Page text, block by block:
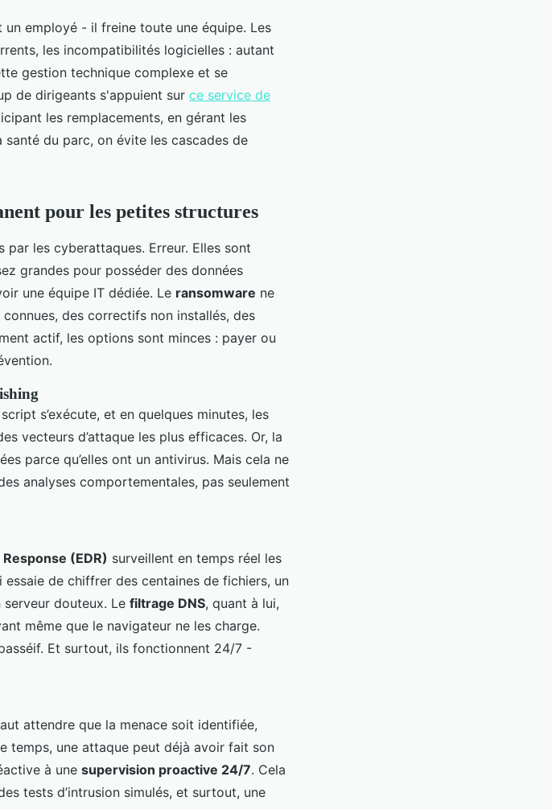
employé - il freine toute une équipe. Les
les incompatibilités logicielles : autant
gestion technique complexe et se
de dirigeants s'appuient sur ce service de
les remplacements, en gérant les
du parc, on évite les cascades de
pour les petites structures
par les cyberattaques. Erreur. Elles sont
grandes pour posséder des données
une équipe IT dédiée. Le ransomware ne
des correctifs non installés, des
actif, les options sont minces : payer ou
s’exécute, et en quelques minutes, les
vecteurs d’attaque les plus efficaces. Or, la
parce qu’elles ont un antivirus. Mais cela ne
analyses comportementales, pas seulement
(EDR) surveillent en temps réel les
de chiffrer des centaines de fichiers, un
douteux. Le filtrage DNS, quant à lui,
même que le navigateur ne les charge.
Et surtout, ils fonctionnent 24/7 -
attendre que la menace soit identifiée,
temps, une attaque peut déjà avoir fait son
à une supervision proactive 24/7. Cela
tests d’intrusion simulés, et surtout, une